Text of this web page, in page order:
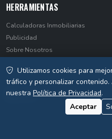
HERRAMIENTAS
Calculadoras Inmobiliarias
Publicidad
Sobre Nosotros
Privacidad
Utilizamos cookies para
tráfico y personalizar
nuestra Política de Privacidad.
Aceptar